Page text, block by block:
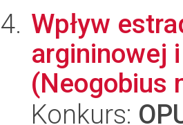
Wpływ
argininowej
(Neogobius
Konkurs: